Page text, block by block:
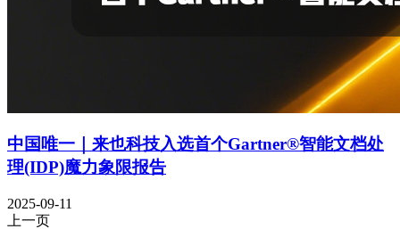
中国唯一｜来也科技入选首个Gartner®智能文档处
理(IDP)魔力象限报告
2025-09-11
上一页